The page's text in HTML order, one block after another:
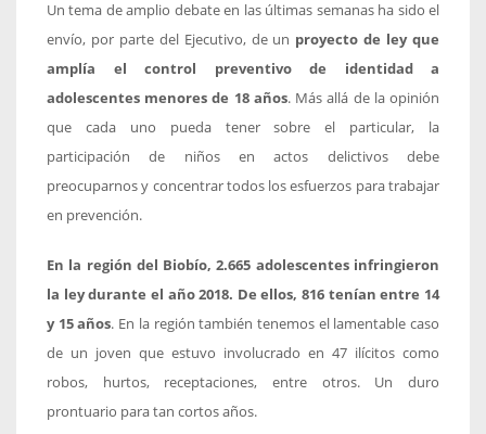
Un tema de amplio debate en las últimas semanas ha sido el
envío, por parte del Ejecutivo, de un proyecto de ley que
amplía el control preventivo de identidad a
adolescentes menores de 18 años. Más allá de la opinión
que cada uno pueda tener sobre el particular, la
participación de niños en actos delictivos debe
preocuparnos y concentrar todos los esfuerzos para trabajar
en prevención.
En la región del Biobío, 2.665 adolescentes infringieron
la ley durante el año 2018. De ellos, 816 tenían entre 14
y 15 años. En la región también tenemos el lamentable caso
de un joven que estuvo involucrado en 47 ilícitos como
robos, hurtos, receptaciones, entre otros. Un duro
prontuario para tan cortos años.